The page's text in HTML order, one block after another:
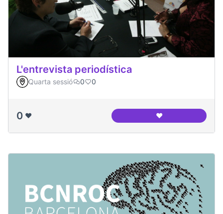
L'entrevista periodística
Quarta sessió 0 0
0 ❤️ ❤️L'entrevista